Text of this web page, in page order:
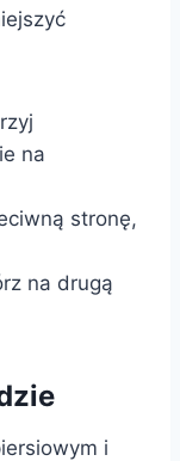
na
stronę,
na drugą
i